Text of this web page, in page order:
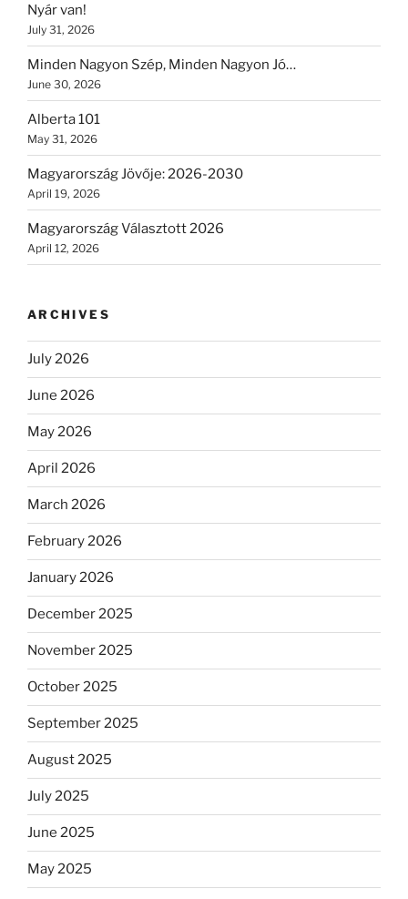
Nyár van!
July 31, 2026
Minden Nagyon Szép, Minden Nagyon Jó…
June 30, 2026
Alberta 101
May 31, 2026
Magyarország Jövője: 2026-2030
April 19, 2026
Magyarország Választott 2026
April 12, 2026
ARCHIVES
July 2026
June 2026
May 2026
April 2026
March 2026
February 2026
January 2026
December 2025
November 2025
October 2025
September 2025
August 2025
July 2025
June 2025
May 2025